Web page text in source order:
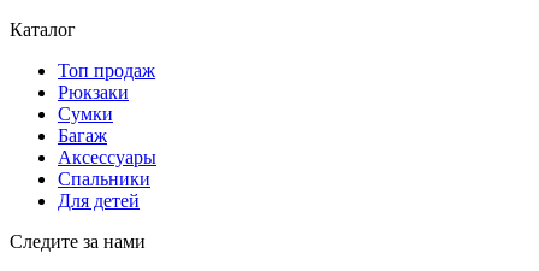
Каталог
Топ продаж
Рюкзаки
Сумки
Багаж
Аксессуары
Спальники
Для детей
Следите за нами